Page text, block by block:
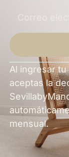
Alternativa
Al ingresar
aceptas la
mensual.